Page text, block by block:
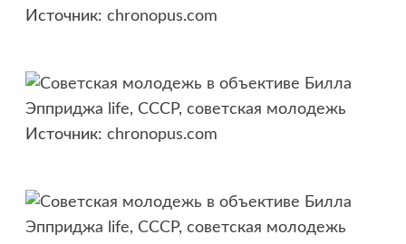
Источник: chronopus.com
Источник: chronopus.com